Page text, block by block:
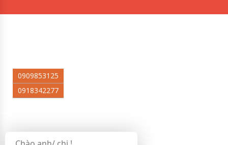
0909853125
0918342277